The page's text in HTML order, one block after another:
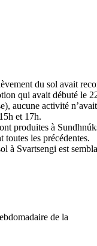
du sol avait
qui avait débuté le
aucune activité
et 17h.
produites à
les précédentes.
à Svartsengi est
de la